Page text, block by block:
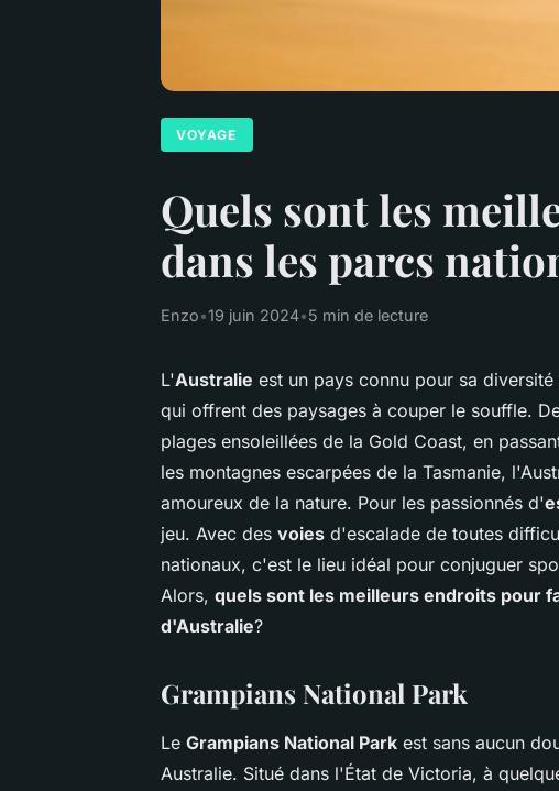
VOYAGE
Quels sont les
dans les parcs
Enzo•19 juin 2024•5 min de lecture
L'Australie est un pays connu pour sa
qui offrent des paysages à couper le souffle.
plages ensoleillées de la Gold Coast, en
les montagnes escarpées de la Tasmanie,
amoureux de la nature. Pour les passionnés d'
jeu. Avec des voies d'escalade de toutes
nationaux, c'est le lieu idéal pour conjuguer
Alors, quels sont les meilleurs endroits pour
d'Australie?
Grampians National Park
Le Grampians National Park est sans aucun
Australie. Situé dans l'État de Victoria, à